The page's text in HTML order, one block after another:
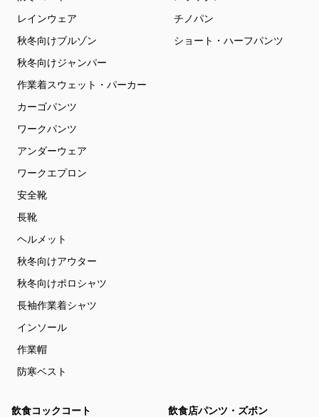
レインウェア
秋冬向けブルゾン
秋冬向けジャンパー
作業着スウェット・パーカー
カーゴパンツ
ワークパンツ
アンダーウェア
ワークエプロン
安全靴
長靴
ヘルメット
秋冬向けアウター
秋冬向けポロシャツ
長袖作業着シャツ
インソール
作業帽
防寒ベスト
チノパン
ショート・ハーフパンツ
飲食コックコート
飲食店パンツ・ズボン